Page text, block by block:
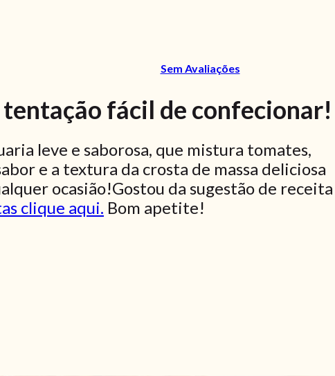
Sem Avaliações
fácil de confecionar!
leve e saborosa, que mistura tomates,
e a textura da crosta de massa deliciosa
ocasião!Gostou da sugestão de receita
clique aqui. Bom apetite!